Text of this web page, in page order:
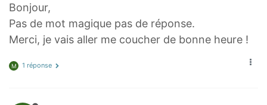
Bonjour,
Pas de mot magique pas de réponse.
Merci, je vais aller me coucher de bonne heure !
M 1 réponse